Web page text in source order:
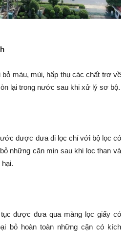
bỏ màu, mùi, hấp thụ các chất trơ về
lại trong nước sau khi xử lý sơ bộ.
được đưa đi lọc chỉ với bộ lọc có
những cặn mịn sau khi lọc than và
được đưa qua màng lọc giấy có
bỏ hoàn toàn những cặn có kích